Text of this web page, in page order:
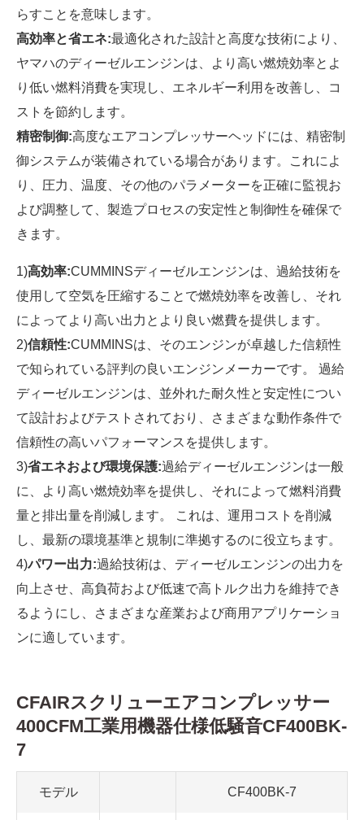
らすことを意味します。
高効率と省エネ:最適化された設計と高度な技術により、
ヤマハのディーゼルエンジンは、より高い燃焼効率とよ
り低い燃料消費を実現し、エネルギー利用を改善し、コ
ストを節約します。
精密制御:高度なエアコンプレッサーヘッドには、精密制
御システムが装備されている場合があります。これによ
り、圧力、温度、その他のパラメーターを正確に監視お
よび調整して、製造プロセスの安定性と制御性を確保で
きます。
1)高効率:CUMMINSディーゼルエンジンは、過給技術を
使用して空気を圧縮することで燃焼効率を改善し、それ
によってより高い出力とより良い燃費を提供します。
2)信頼性:CUMMINSは、そのエンジンが卓越した信頼性
で知られている評判の良いエンジンメーカーです。 過給
ディーゼルエンジンは、並外れた耐久性と安定性につい
て設計およびテストされており、さまざまな動作条件で
信頼性の高いパフォーマンスを提供します。
3)省エネおよび環境保護:過給ディーゼルエンジンは一般
に、より高い燃焼効率を提供し、それによって燃料消費
量と排出量を削減します。 これは、運用コストを削減
し、最新の環境基準と規制に準拠するのに役立ちます。
4)パワー出力:過給技術は、ディーゼルエンジンの出力を
向上させ、高負荷および低速で高トルク出力を維持でき
るようにし、さまざまな産業および商用アプリケーショ
ンに適しています。
CFAIRスクリューエアコンプレッサー
400CFM工業用機器仕様低騒音CF400BK-
7
モデル CF400BK-7